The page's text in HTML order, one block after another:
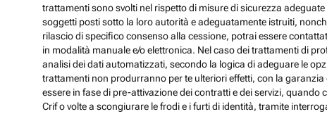
trattamenti sono svolti nel rispetto di misure di sicurezza
soggetti posti sotto la loro autorità e adeguatamente istruiti,
rilascio di specifico consenso alla cessione, potrai essere
in modalità manuale e/o elettronica. Nel caso dei trattamenti di
analisi dei dati automatizzati, secondo la logica di adeguare le
trattamenti non produrranno per te ulteriori effetti, con la
essere in fase di pre-attivazione dei contratti e dei servizi,
Crif o volte a scongiurare le frodi e i furti di identità, tramite